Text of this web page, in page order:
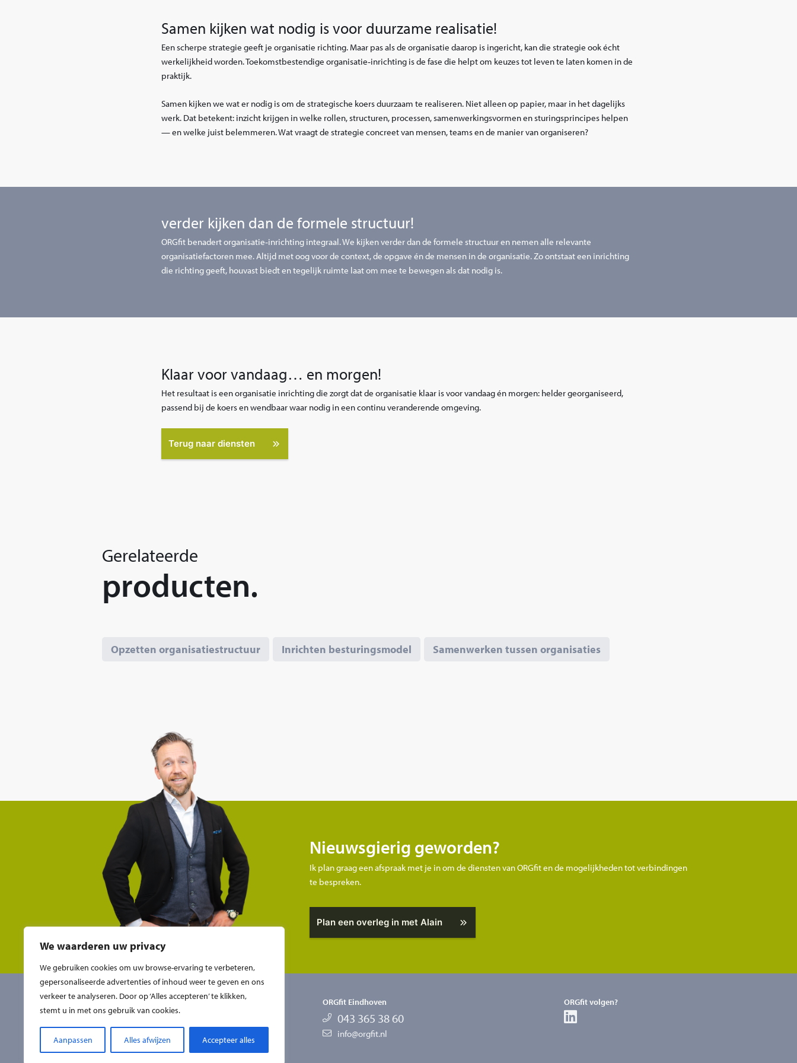
We waarderen uw privacy
We gebruiken cookies om uw browse-ervaring te verbeteren,
gepersonaliseerde advertenties of inhoud weer te geven en ons
verkeer te analyseren. Door op ‘Alles accepteren’ te klikken,
stemt u in met ons gebruik van cookies.
Aanpassen Alles afwijzen Accepteer alles
Samen kijken wat nodig is voor duurzame realisatie!
Een scherpe strategie geeft je organisatie richting. Maar pas als de organisatie daarop is ingericht, kan die strategie ook écht
werkelijkheid worden. Toekomstbestendige organisatie‑inrichting is de fase die helpt om keuzes tot leven te laten komen in de
praktijk.
Samen kijken we wat er nodig is om de strategische koers duurzaam te realiseren. Niet alleen op papier, maar in het dagelijks
werk. Dat betekent: inzicht krijgen in welke rollen, structuren, processen, samenwerkingsvormen en sturingsprincipes helpen
— en welke juist belemmeren. Wat vraagt de strategie concreet van mensen, teams en de manier van organiseren?
verder kijken dan de formele structuur!
ORGfit benadert organisatie‑inrichting integraal. We kijken verder dan de formele structuur en nemen alle relevante
organisatiefactoren mee. Altijd met oog voor de context, de opgave én de mensen in de organisatie. Zo ontstaat een inrichting
die richting geeft, houvast biedt en tegelijk ruimte laat om mee te bewegen als dat nodig is.
Klaar voor vandaag… en morgen!
Het resultaat is een organisatie inrichting die zorgt dat de organisatie klaar is voor vandaag én morgen: helder georganiseerd,
passend bij de koers en wendbaar waar nodig in een continu veranderende omgeving.
Terug naar diensten
Gerelateerde
producten.
Opzetten organisatiestructuur Inrichten besturingsmodel Samenwerken tussen organisaties
Nieuwsgierig geworden?
Ik plan graag een afspraak met je in om de diensten van ORGfit en de mogelijkheden tot verbindingen
te bespreken.
Plan een overleg in met Alain
ORGfit Maastricht
043 365 38 60
ORGfit Eindhoven
043 365 38 60
info@orgfit.nl
ORGfit volgen?